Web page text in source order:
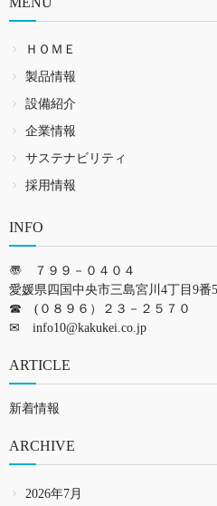
ＨＯＭＥ
製品情報
設備紹介
企業情報
サステナビリティ
採用情報
INFO
〠 ７９９－０４０４
愛媛県四国中央市三島宮川4丁目9番
☎ (０８９６）２３－２５７０
✉ info10@kakukei.co.jp
ARTICLE
新着情報
ARCHIVE
2026年7月